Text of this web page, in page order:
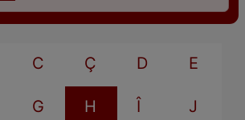
C Ç D E
G H Î J